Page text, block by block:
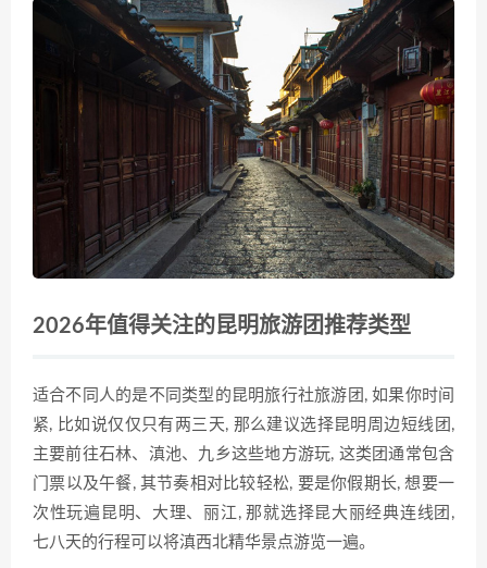
2026年值得关注的昆明旅游团推荐类型
适合不同人的是不同类型的昆明旅行社旅游团, 如果你时间
紧, 比如说仅仅只有两三天, 那么建议选择昆明周边短线团,
主要前往石林、滇池、九乡这些地方游玩, 这类团通常包含
门票以及午餐, 其节奏相对比较轻松, 要是你假期长, 想要一
次性玩遍昆明、大理、丽江, 那就选择昆大丽经典连线团,
七八天的行程可以将滇西北精华景点游览一遍。